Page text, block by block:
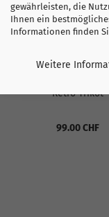
gewährleisten, die
Ihnen ein
Informationen finden
Weitere
Retro Trikot
99.00 CHF